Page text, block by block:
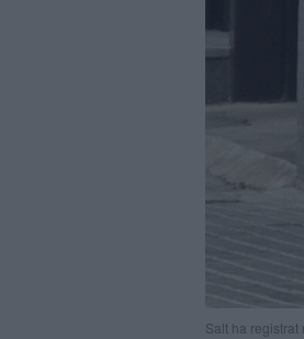
Salt ha